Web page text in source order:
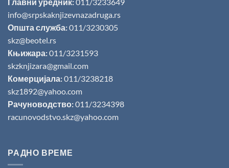
info@srpskaknjizevnazadruga.rs
Општа служба:011/3230305
skz@beotel.rs
Књижара:011/3231593
skzknjizara@gmail.com
Комерцијала:011/3238218
skz1892@yahoo.com
Рачуноводство:011/3234398
racunovodstvo.skz@yahoo.com
РАДНО ВРЕМЕ